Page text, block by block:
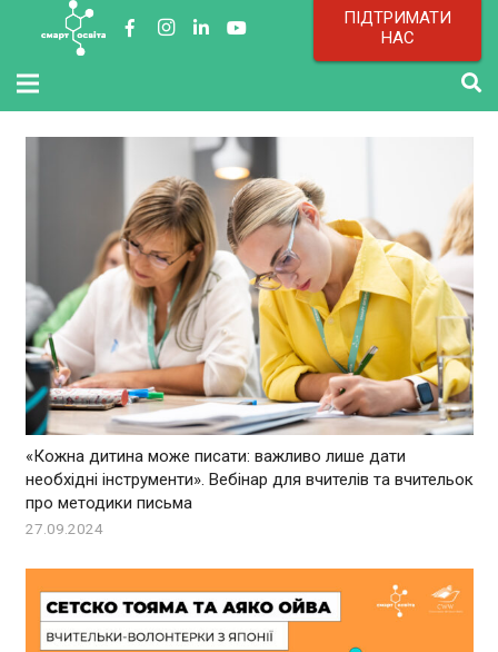
ПІДТРИМАТИ
НАС
«Кожна дитина може писати: важливо лише дати
необхідні інструменти». Вебінар для вчителів та вчительок
про методики письма
27.09.2024